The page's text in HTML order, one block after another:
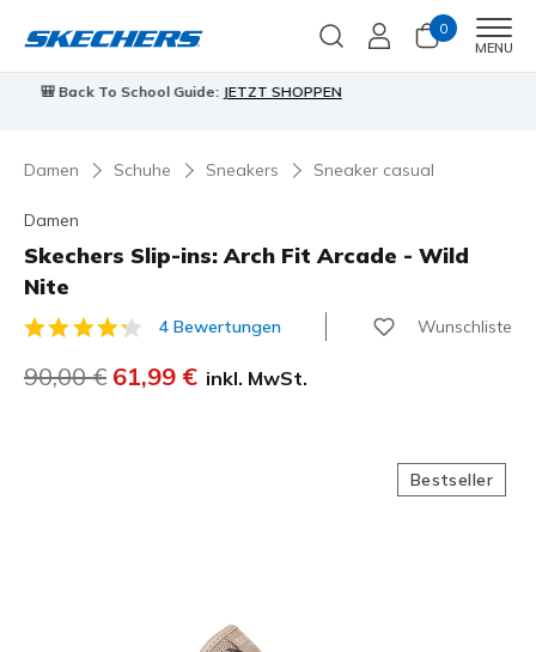
0
MENU
90 Tage kostenlose Rückgabe
Damen Schuhe Sneakers Sneaker casual
Damen
Skechers Slip-ins: Arch Fit Arcade - Wild
Nite
5 von 5 Kundenbewertungen
4 Bewertungen Wunschliste
Reduziert von
90,00 € auf
61,99 € inkl. MwSt.
Bestseller